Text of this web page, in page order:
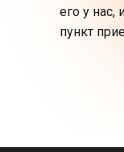
его у нас,
пункт